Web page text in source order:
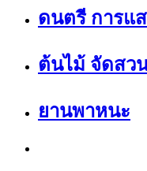
ดนตรี การแ
ต้นไม้ จัดสว
ยานพาหนะ